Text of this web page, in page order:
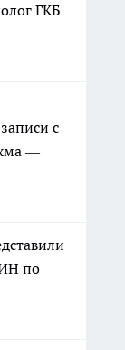
ГКБ
с
—
по